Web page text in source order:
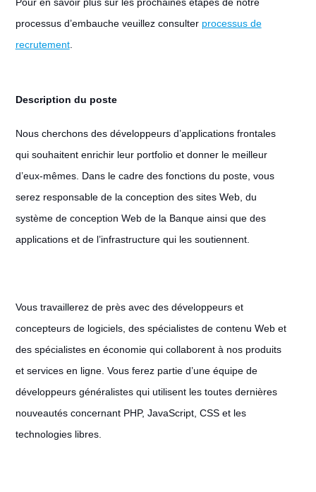
processus d’embauche veuillez consulter processus de
recrutement.
Description du poste
Nous cherchons des développeurs d’applications frontales
qui souhaitent enrichir leur portfolio et donner le meilleur
d’eux-mêmes. Dans le cadre des fonctions du poste, vous
serez responsable de la conception des sites Web, du
système de conception Web de la Banque ainsi que des
applications et de l’infrastructure qui les soutiennent.
Vous travaillerez de près avec des développeurs et
concepteurs de logiciels, des spécialistes de contenu Web et
des spécialistes en économie qui collaborent à nos produits
et services en ligne. Vous ferez partie d’une équipe de
développeurs généralistes qui utilisent les toutes dernières
nouveautés concernant PHP, JavaScript, CSS et les
technologies libres.